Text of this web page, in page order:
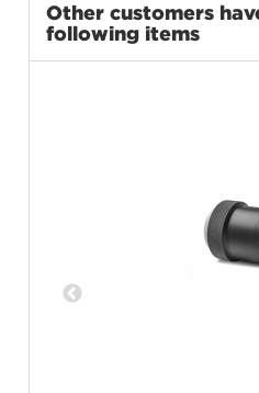
Other customers
following items